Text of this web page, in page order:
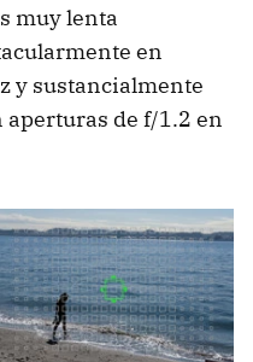
muy lenta
en
y sustancialmente
de f/1.2 en